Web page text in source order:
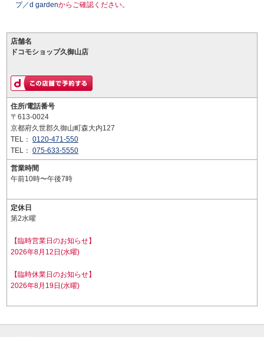
プ／d gardenからご確認ください。
店舗名
ドコモショップ久御山店
住所/電話番号
〒613-0024
京都府久世郡久御山町森大内127
TEL： 0120-471-550
TEL： 075-633-5550
営業時間
午前10時〜午後7時
定休日
第2水曜
【臨時営業日のお知らせ】
2026年8月12日(水曜)
【臨時休業日のお知らせ】
2026年8月19日(水曜)